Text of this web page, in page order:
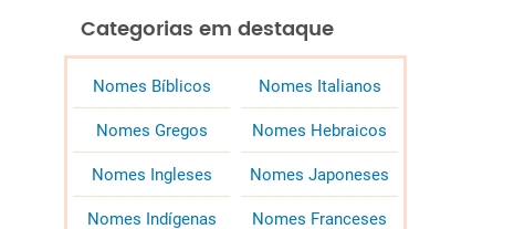
Categorias em destaque
Nomes Bíblicos Nomes Italianos
Nomes Gregos Nomes Hebraicos
Nomes Ingleses Nomes Japoneses
Nomes Indígenas Nomes Franceses